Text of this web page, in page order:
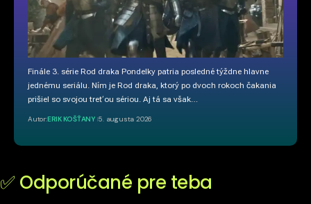
Finále 3. série Rod draka Pondelky patria posledné týždne hlavne
jednému seriálu. Ním je Rod draka, ktorý po dvoch rokoch čakania
prišiel so svojou treťou sériou. Aj tá sa však…
Autor:ERIK KOŠŤANY 5. augusta 2026
✅ Odporúčané pre teba